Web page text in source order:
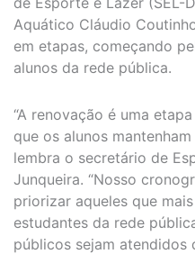
Aquático Cláudio
em etapas, começando
alunos da rede pública.
“A renovação é uma
que os alunos
lembra o secretário de
Junqueira. “Nosso
priorizar aqueles que
estudantes da rede
públicos sejam atendidos